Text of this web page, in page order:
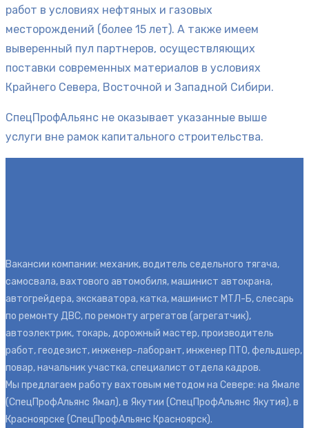
работ в условиях нефтяных и газовых
месторождений (более 15 лет). А также имеем
выверенный пул партнеров, осуществляющих
поставки современных материалов в условиях
Крайнего Севера, Восточной и Западной Сибири.
СпецПрофАльянс не оказывает указанные выше
услуги вне рамок капитального строительства.
Вакансии компании: механик, водитель седельного тягача,
самосвала, вахтового автомобиля, машинист автокрана,
автогрейдера, экскаватора, катка, машинист МТЛ-Б, слесарь
по ремонту ДВС, по ремонту агрегатов (агрегатчик),
автоэлектрик, токарь, дорожный мастер, производитель
работ, геодезист, инженер-лаборант, инженер ПТО, фельдшер,
повар, начальник участка, специалист отдела кадров.
Мы предлагаем работу вахтовым методом на Севере: на Ямале
(СпецПрофАльянс Ямал), в Якутии (СпецПрофАльянс Якутия), в
Красноярске (СпецПрофАльянс Красноярск).